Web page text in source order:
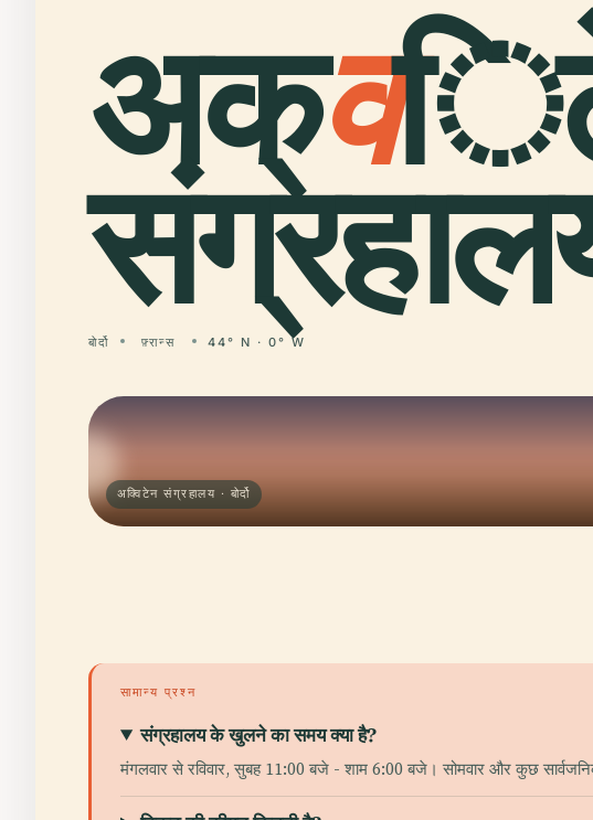
अक्व
बोर्दो फ़्रान्स 44° N · 0° W
अक्विटेन संग्रहालय · बोर्दो
सामान्य प्रश्न
संग्रहालय के खुलने का समय क्या है?
मंगलवार से रविवार, सुबह 11:00 बजे - शाम 6:00 बजे। सोमवार और कुछ